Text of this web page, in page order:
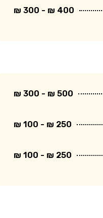
400 ₪ - 300 ₪
500 ₪ - 300 ₪
250 ₪ - 100 ₪
250 ₪ - 100 ₪